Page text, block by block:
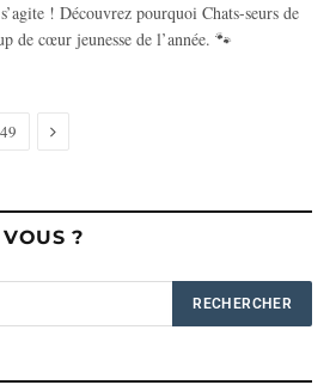
! Découvrez pourquoi Chats-seurs de
de cœur jeunesse de l’année. 🐾
49 Next
?